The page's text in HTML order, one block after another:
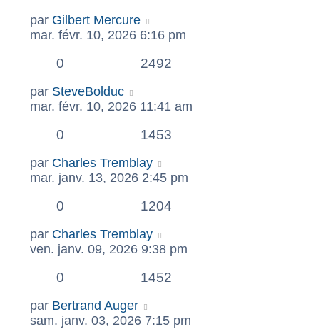
par Gilbert Mercure
mar. févr. 10, 2026 6:16 pm
0 2492
par SteveBolduc
mar. févr. 10, 2026 11:41 am
0 1453
par Charles Tremblay
mar. janv. 13, 2026 2:45 pm
0 1204
par Charles Tremblay
ven. janv. 09, 2026 9:38 pm
0 1452
par Bertrand Auger
sam. janv. 03, 2026 7:15 pm